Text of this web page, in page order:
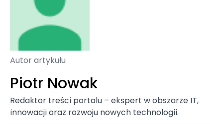
Autor artykułu
Piotr Nowak
Redaktor treści portalu – ekspert w obszarze IT,
innowacji oraz rozwoju nowych technologii.